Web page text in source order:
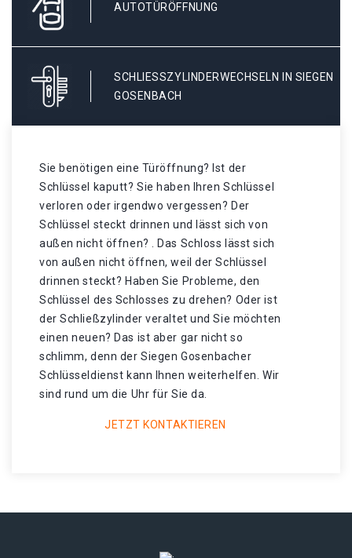
AUTOTÜRÖFFNUNG
SCHLIESSZYLINDERWECHSELN IN SIEGEN G
OSENBACH
Sie benötigen eine Türöffnung? Ist der
Schlüssel kaputt? Sie haben Ihren Schlüssel
verloren oder irgendwo vergessen? Der
Schlüssel steckt drinnen und lässt sich von
außen nicht öffnen? . Das Schloss lässt sich
von außen nicht öffnen, weil der Schlüssel
drinnen steckt? Haben Sie Probleme, den
Schlüssel des Schlosses zu drehen? Oder ist
der Schließzylinder veraltet und Sie möchten
einen neuen? Das ist aber gar nicht so
schlimm, denn der Siegen Gosenbacher
Schlüsseldienst kann Ihnen weiterhelfen. Wir
sind rund um die Uhr für Sie da.
JETZT KONTAKTIEREN